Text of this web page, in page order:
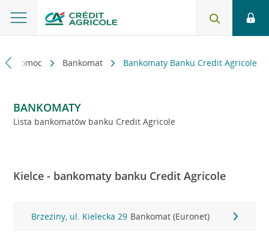
i pomoc Bankomat Bankomaty Banku Credit Agricole
BANKOMATY
Lista bankomatów banku Credit Agricole
Kielce - bankomaty banku Credit Agricole
Brzeziny, ul. Kielecka 29 Bankomat (Euronet)